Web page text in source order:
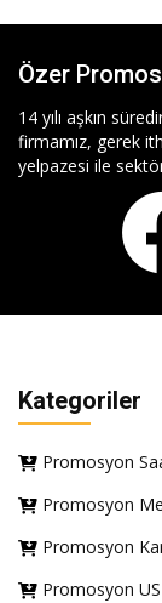
Özer
14 yılı aşkın
firmamız, gerek
yelpazesi ile
Kategoriler
Promosyon
Promosyon
Promosyon
Promosyon